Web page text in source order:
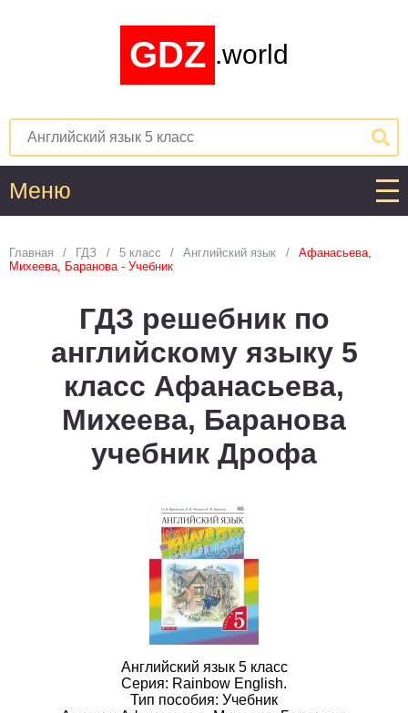
GDZ .world
Меню
1
2 3 4 5
Английский язык
2 3 4 5 6 7 8 9 10
Астрономия
2 3 4 5 6 7 8 9 10
Белорусский язык
5 6 7
Биология
5 6 7 8
География
4 5 6
Геометрия
Главная ГДЗ 5 класс Английский язык
Афанасьева,
Михеева, Баранова - Учебник
ГДЗ решебник по
английскому языку 5
класс Афанасьева,
Михеева, Баранова
учебник Дрофа
Английский язык 5 класс
Серия: Rainbow English.
Тип пособия: Учебник